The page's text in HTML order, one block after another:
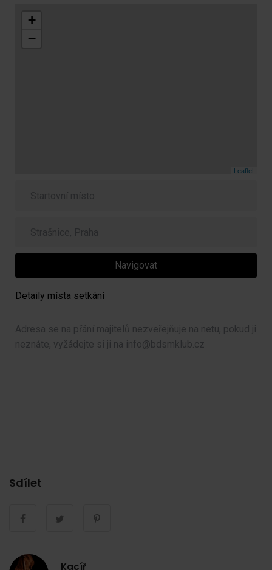
+
−
Leaflet
Navigovat
Detaily místa setkání
Adresa se na přání majitelů nezveřejňuje na netu, pokud ji
neznáte, vyžádejte si ji na info@bdsmklub.cz
Sdílet
Kacíř